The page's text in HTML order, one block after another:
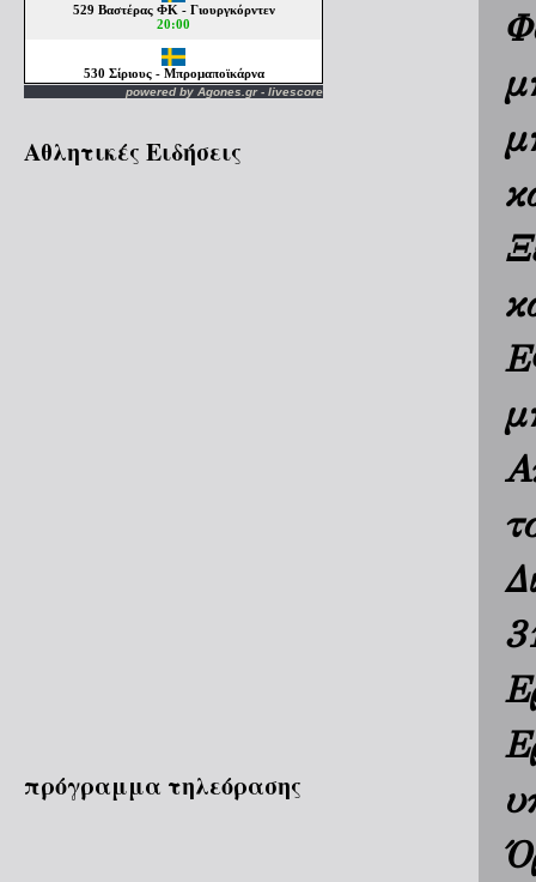
powered by Agones.gr- livescore
Αθλητικές Ειδήσεις
πρόγραμμα τηλεόρασης